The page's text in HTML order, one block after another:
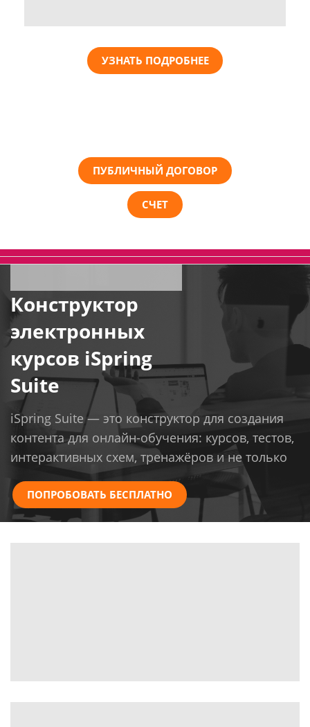
УЗНАТЬ ПОДРОБНЕЕ
ПУБЛИЧНЫЙ ДОГОВОР
СЧЕТ
Конструктор
электронных
курсов iSpring
Suite
iSpring Suite — это конструктор для создания
контента для онлайн-обучения: курсов, тестов,
интерактивных схем, тренажёров и не только
ПОПРОБОВАТЬ БЕСПЛАТНО